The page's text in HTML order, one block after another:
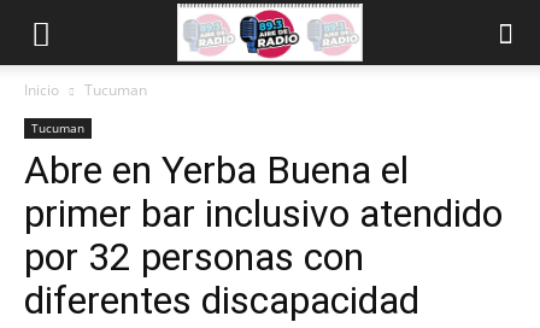
Inicio Tucuman
Tucuman
Abre en Yerba Buena el
primer bar inclusivo atendido
por 32 personas con
diferentes discapacidad